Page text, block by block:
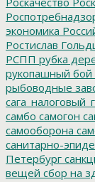
экономика
Ростислав
РСПП рубка
рукопашный бой
рыбоводные
самбо самогон
самооборона
санитарно-
Петербург
вещей сбор на